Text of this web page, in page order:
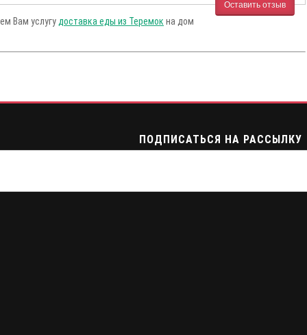
Оставить отзыв
Вам услугу доставка еды из Теремок на дом
ПОДПИСАТЬСЯ НА РАССЫЛКУ